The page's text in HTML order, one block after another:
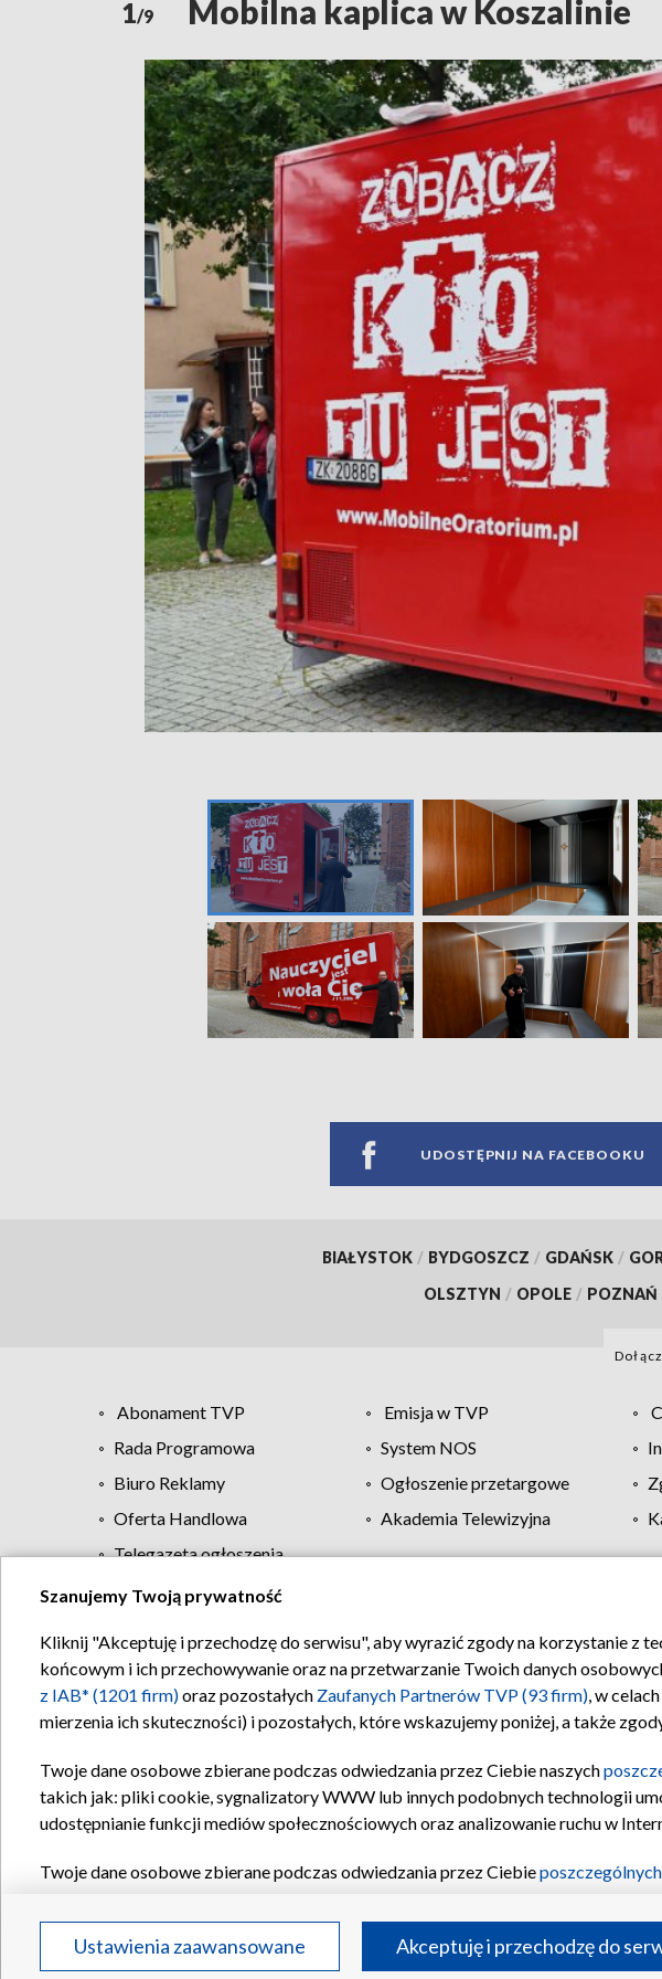
1/9 Mobilna kaplica w Koszalinie
UDOSTĘPNIJ NA FACEBOOKU
BIAŁYSTOK / BYDGOSZCZ / GDAŃSK /
OLSZTYN / OPOLE / POZNAŃ
Abonament TVP Emisja w TVP
Rada Programowa
System NOS
Biuro Reklamy
Ogłoszenie przetargowe
Oferta Handlowa
Akademia Telewizyjna
Telegazeta ogłoszenia
Regulamin TVP Polityka prywatności
Szanujemy Twoją prywatność
Kliknij "Akceptuję i przechodzę do serwisu", aby wyrazić zgody na korzystanie z
końcowym i ich przechowywanie oraz na przetwarzanie Twoich danych
z IAB* (1201 firm)oraz pozostałych Zaufanych Partnerów TVP (93 firm), w
mierzenia ich skuteczności) i pozostałych, które wskazujemy poniżej, a także
Twoje dane osobowe zbierane podczas odwiedzania przez Ciebie naszych
takich jak: pliki cookie, sygnalizatory WWW lub innych podobnych technologii
udostępnianie funkcji mediów społecznościowych oraz analizowanie ruchu w
Twoje dane osobowe zbierane podczas odwiedzania przez Ciebie
Partnerów TVPdla realizacji następujących celów i funkcji: przechowywania
reklam, tworzenia profilu spersonalizowanych reklam, tworzenia profilu
Ustawienia zaawansowane Akceptuję i przechodzę do